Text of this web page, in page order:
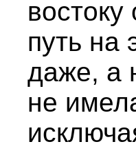
путь на
даже, а
не